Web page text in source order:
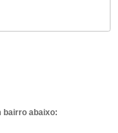
bairro abaixo: